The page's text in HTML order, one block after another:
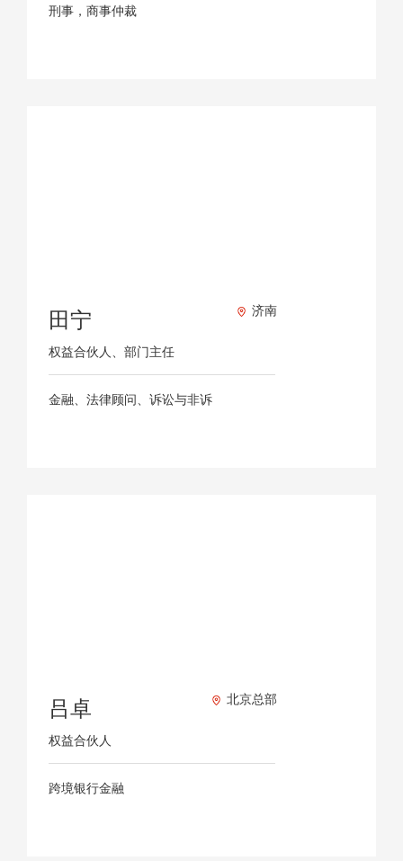
刑事，商事仲裁
田宁
权益合伙人、部门主任
济南
金融、法律顾问、诉讼与非诉
吕卓
权益合伙人
北京总部
跨境银行金融